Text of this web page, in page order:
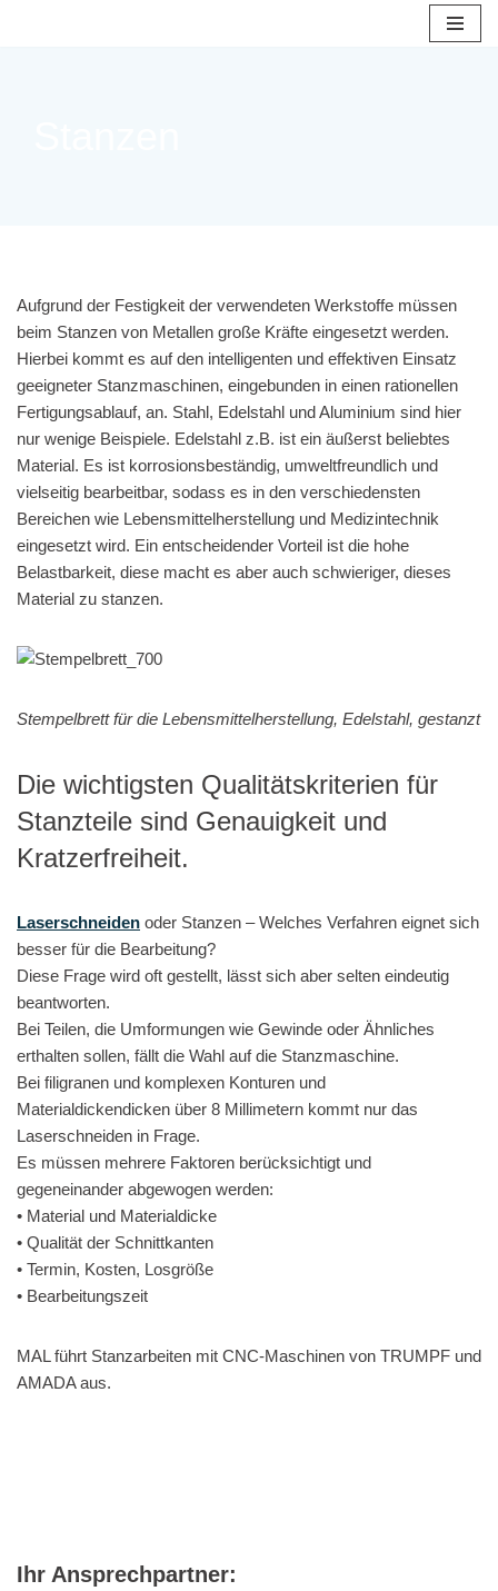
Aufgrund der Festigkeit der verwendeten Werkstoffe müssen
beim Stanzen von Metallen große Kräfte eingesetzt werden.
Hierbei kommt es auf den intelligenten und effektiven Einsatz
geeigneter Stanzmaschinen, eingebunden in einen rationellen
Fertigungsablauf, an. Stahl, Edelstahl und Aluminium sind hier
nur wenige Beispiele. Edelstahl z.B. ist ein äußerst beliebtes
Material. Es ist korrosionsbeständig, umweltfreundlich und
vielseitig bearbeitbar, sodass es in den verschiedensten
Bereichen wie Lebensmittelherstellung und Medizintechnik
eingesetzt wird. Ein entscheidender Vorteil ist die hohe
Belastbarkeit, diese macht es aber auch schwieriger, dieses
Material zu stanzen.
Stempelbrett für die Lebensmittelherstellung, Edelstahl, gestanzt
Die wichtigsten Qualitätskriterien für
Stanzteile sind Genauigkeit und
Kratzerfreiheit.
Laserschneiden oder Stanzen – Welches Verfahren eignet sich
besser für die Bearbeitung?
Diese Frage wird oft gestellt, lässt sich aber selten eindeutig
beantworten.
Bei Teilen, die Umformungen wie Gewinde oder Ähnliches
erthalten sollen, fällt die Wahl auf die Stanzmaschine.
Bei filigranen und komplexen Konturen und
Materialdickendicken über 8 Millimetern kommt nur das
Laserschneiden in Frage.
Es müssen mehrere Faktoren berücksichtigt und
gegeneinander abgewogen werden:
• Material und Materialdicke
• Qualität der Schnittkanten
• Termin, Kosten, Losgröße
• Bearbeitungszeit
MAL führt Stanzarbeiten mit CNC-Maschinen von TRUMPF und
AMADA aus.
Ihr Ansprechpartner: